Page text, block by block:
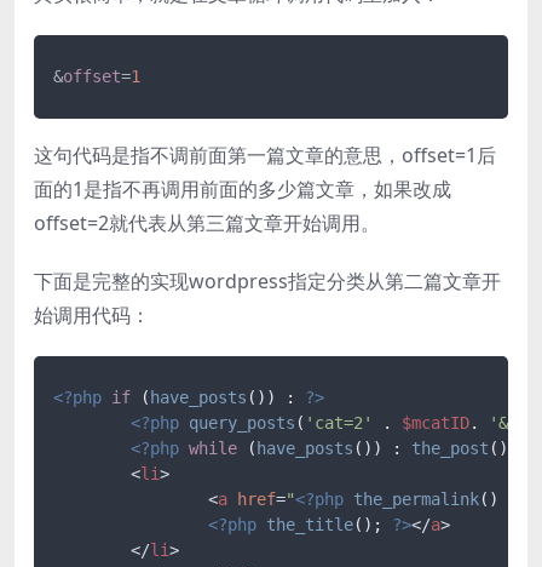
&offset=1
这句代码是指不调前面第一篇文章的意思，offset=1后
面的1是指不再调用前面的多少篇文章，如果改成
offset=2就代表从第三篇文章开始调用。
下面是完整的实现wordpress指定分类从第二篇文章开
始调用代码：
<?php if ( have_posts ()) : ?>
<?php query_posts ( 'cat=2' . $mcatID.
<?php while ( have_posts ()) : the_post ();
<li>
<a href="<?php the_permalink()
<?php the_title(); ?></a>
</li>